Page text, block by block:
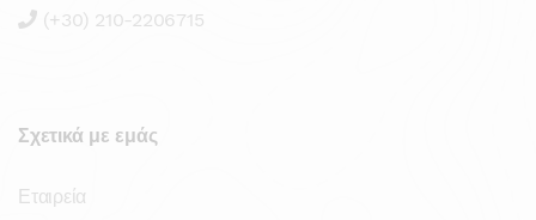
(+30) 210-2206715
Σχετικά με εμάς
Εταιρεία